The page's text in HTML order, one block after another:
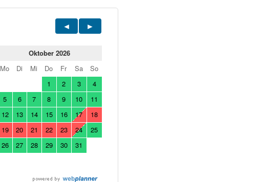
Oktober 2026
Mo
Di Mi Do Fr Sa
So
1
2 3
4
5
6 7 8 9 10
11
12
13 14 15 16 17
18
19
20 21 22 23 24
25
26
27 28 29 30 31